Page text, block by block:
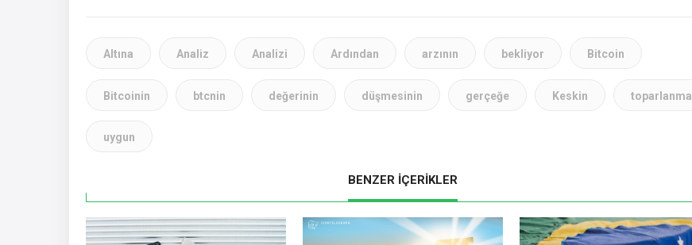
Altına Analiz Analizi Ardından arzının bekliyor Bitcoin
Bitcoinin btcnin değerinin düşmesinin gerçeğe Keskin toparlanma
uygun
BENZER İÇERİKLER